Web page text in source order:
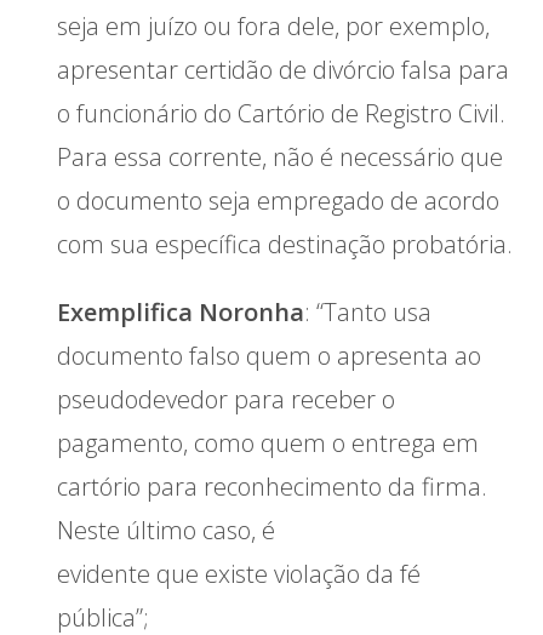
seja em juízo ou fora dele, por exemplo,
apresentar certidão de divórcio falsa para
o funcionário do Cartório de Registro Civil.
Para essa corrente, não é necessário que
o documento seja empregado de acordo
com sua específica destinação probatória.
Exemplifica Noronha: “Tanto usa
documento falso quem o apresenta ao
pseudodevedor para receber o
pagamento, como quem o entrega em
cartório para reconhecimento da firma.
Neste último caso, é
evidente que existe violação da fé
pública”;